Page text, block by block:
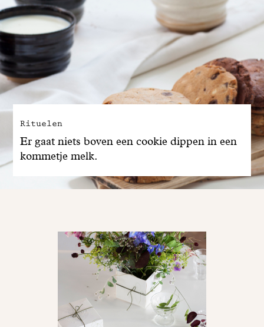
Rituelen
Er gaat niets boven een cookie dippen in een
kommetje melk.